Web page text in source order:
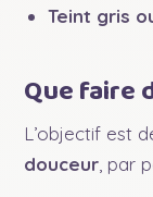
Teint gris
Que faire
L’objectif est
douceur , par